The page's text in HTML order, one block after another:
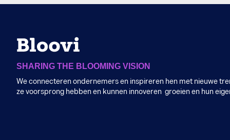
SHARING THE BLOOMING VISION
We connecteren ondernemers en inspireren hen met nieuwe
ze voorsprong hebben en kunnen innoveren groeien en hun